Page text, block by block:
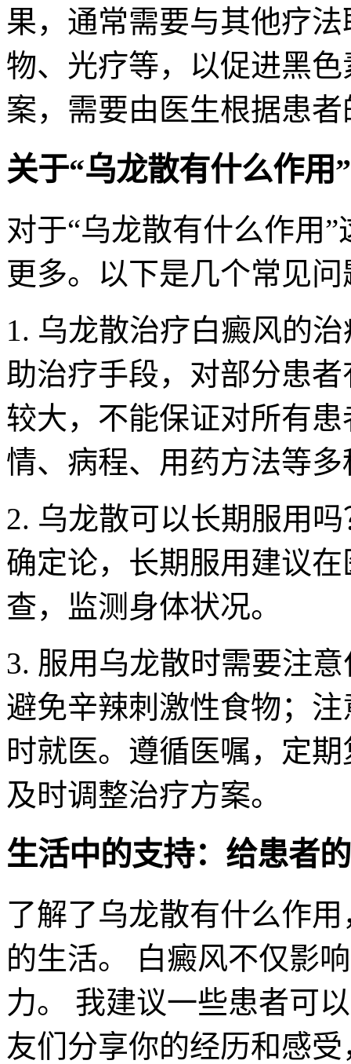
果，通常需要与其他疗
物、光疗等，以促进黑
案，需要由医生根据患
关于“乌龙散有什么作用
对于“乌龙散有什么作用
更多。以下是几个常见
1. 乌龙散治疗白癜风的
助治疗手段，对部分患
较大，不能保证对所有
情、病程、用药方法等
2. 乌龙散可以长期服用
确定论，长期服用建议
查，监测身体状况。
3. 服用乌龙散时需要注
避免辛辣刺激性食物；
时就医。遵循医嘱，定
及时调整治疗方案。
生活中的支持：给患者
了解了乌龙散有什么作
的生活。 白癜风不仅影
力。 我建议一些患者可
友们分享你的经历和感